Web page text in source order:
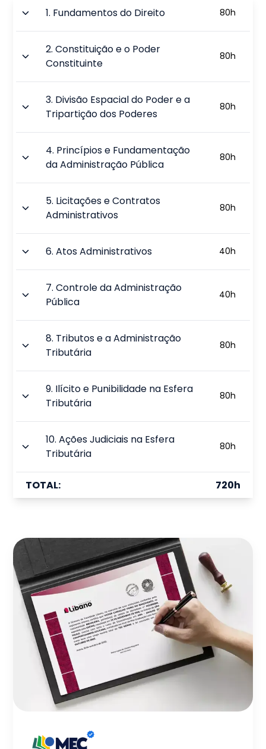
1. Fundamentos do Direito 80h
2.Constituição e o Poder
Constituinte
80h
3. Divisão Espacial do Poder e a
Tripartição dos Poderes
80h
4. Princípios e Fundamentação
da Administração Pública
80h
5. Licitações e Contratos
Administrativos
80h
6.Atos Administrativos 40h
7.Controle da Administração
Pública
40h
8. Tributos e a Administração
Tributária
80h
9. Ilícito e Punibilidade na Esfera
Tributária
80h
10.Ações Judiciais na Esfera
Tributária
80h
TOTAL: 720h